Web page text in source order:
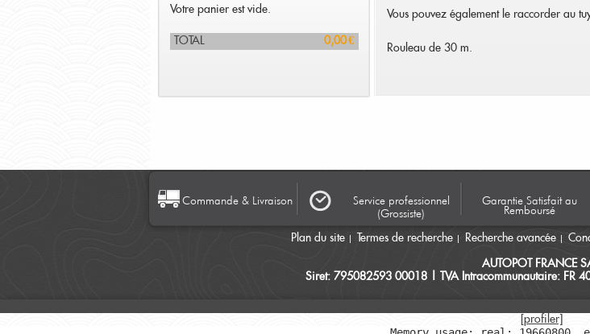
Vous pouvez également le raccorder au
Rouleau de 30 m.
Votre panier est vide.
TOTAL 0,00 €
Commande & Livraison
Service professionnel
(Grossiste)
Garantie Satisfait au
Remboursé
Plan du site Termes de recherche Recherche avancée
AUTOPOT FRANCE
Siret: 795082593 00018 | TVA Intracommunautaire: FR
[profiler]